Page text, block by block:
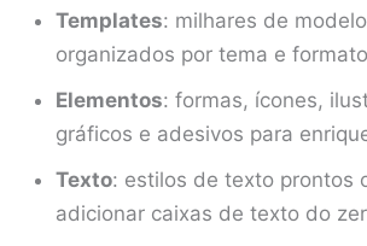
Templates: milhares de
organizados por tema e formato
Elementos: formas, ícones,
gráficos e adesivos para
Texto: estilos de texto prontos
adicionar caixas de texto do